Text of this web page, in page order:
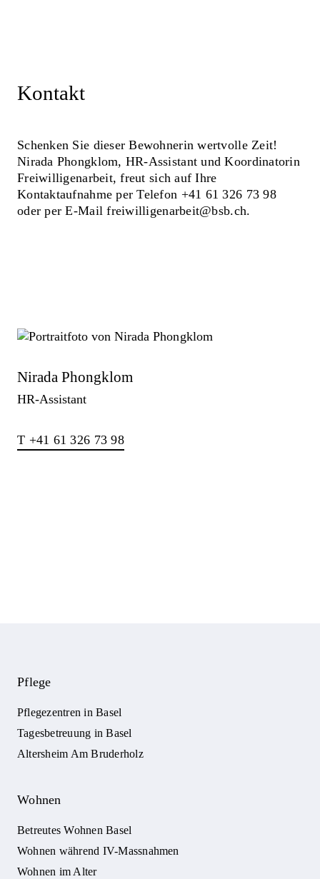
Kontakt
Schenken Sie dieser Bewohnerin wertvolle Zeit!
Nirada Phongklom, HR-Assistant und Koordinatorin
Freiwilligenarbeit, freut sich auf Ihre
Kontaktaufnahme per Telefon +41 61 326 73 98
oder per E-Mail freiwilligenarbeit@bsb.ch.
Nirada Phongklom
HR-Assistant
T +41 61 326 73 98
Pflege
Pflegezentren in Basel
Tagesbetreuung in Basel
Altersheim Am Bruderholz
Wohnen
Betreutes Wohnen Basel
Wohnen während IV-Massnahmen
Wohnen im Alter